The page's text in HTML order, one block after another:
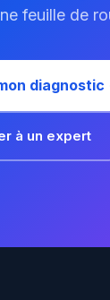
feuille de
à un expert